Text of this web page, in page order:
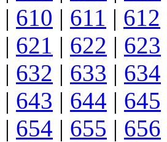
| 610 | 611 | 612
| 621 | 622 | 623
| 632 | 633 | 634
| 643 | 644 | 645
| 654 | 655 | 656